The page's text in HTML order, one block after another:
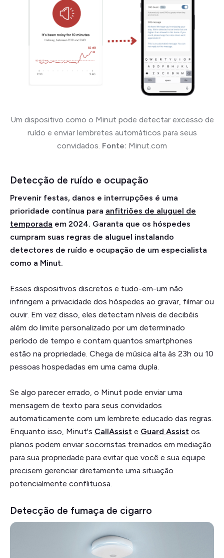
Um dispositivo como o Minut pode detectar excesso de
ruído e enviar lembretes automáticos para seus
convidados. Fonte: Minut.com
Detecção de ruído e ocupação
Prevenir festas, danos e interrupções é uma
prioridade contínua para anfitriões de aluguel de
temporada em 2024. Garanta que os hóspedes
cumpram suas regras de aluguel instalando
detectores de ruído e ocupação de um especialista
como a Minut.
Esses dispositivos discretos e tudo-em-um não
infringem a privacidade dos hóspedes ao gravar, filmar ou
ouvir. Em vez disso, eles detectam níveis de decibéis
além do limite personalizado por um determinado
período de tempo e contam quantos smartphones
estão na propriedade. Chega de música alta às 23h ou 10
pessoas hospedadas em uma cama dupla.
Se algo parecer errado, o Minut pode enviar uma
mensagem de texto para seus convidados
automaticamente com um lembrete educado das regras.
Enquanto isso, Minut's CallAssist e Guard Assist os
planos podem enviar socorristas treinados em mediação
para sua propriedade para evitar que você e sua equipe
precisem gerenciar diretamente uma situação
potencialmente conflituosa.
Detecção de fumaça de cigarro